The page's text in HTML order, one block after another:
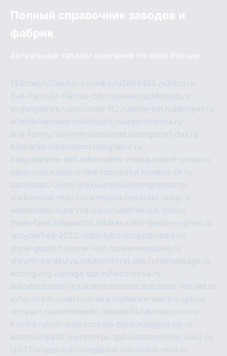
Полный справочник заводов и
фабрик
Актуальный каталог компаний по всей России
133chel.ru13autor-kolonka.ru2864420.ru2rich.ru
3-d-file.ru3d-file.rua-cdc.ruaalse.rua380club.ru
airgungames.ruaccounts-112.ruadler-jun.ruadonyev.ru
alfeihavsalnassr.rualtaipant.ruargentinamia.ru
aria-family.ruarkrym.ruashanet.rubelgorod-day.ru
bankaribi.rubandamn.rubigfatcc.ru
blagodarenie-spb.ruborodino-media.rucard-voice.ru
cardvoice.ruzed-online.ruzvonitut.ruzebra-tlt.ru
zarafshan.ruyork-life.ruvintovoykompressor.ru
vladivostok-map.ruvlknrussia.ruwasabi-shop.ru
webamator.ruzaryna.ruyoutubefree.rux-ton.ru
trade-farm.rutajuncos.rutaksu.rutor-lyubov-i-grom.ru
spayderhed-2022.rusplclub.rustoppamedia.ru
snow-guard.ruslovar-ivrit.rucleanmedicine.ru
shkurki-karakulya.rukanotiforet.spb.rututmassage.ru
ecolog.org.rupraga.spb.rufalcorussia.ru
autodoctorservis.rukamertondom.spb.ru net-life.net.ru
avto-vozim.rusakhcamera.rualliance-electro.spb.ru
stroyavt.rucontrolweb1.rutdsak74.rukinzozo-ru.ru
kvotka.ru iron-snab.rucosta-bella.rueugrus.pp.ru
associaciya39.ruprimexpo.spb.rubezmorchin.ru ia2.ru
cpt21.ru ispecspb.ru regahost.rukolosok-elita.ru